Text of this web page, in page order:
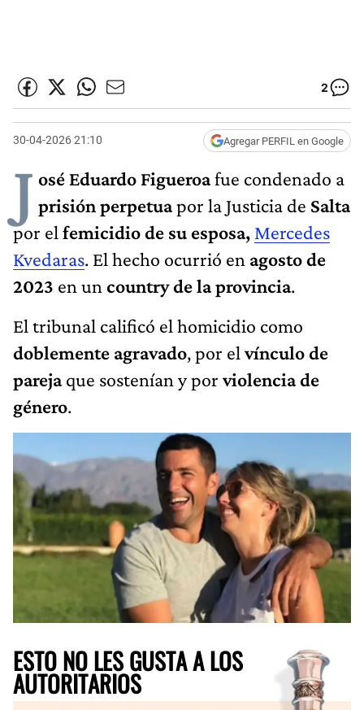
2
30-04-2026 21:10 Agregar PERFIL en Google
J osé Eduardo Figueroafue condenado a
prisión perpetuapor la Justicia de Salta
por el femicidio de su esposa, Mercedes
Kvedaras. El hecho ocurrió en agosto de
2023 en un country de la provincia.
El tribunal calificó el homicidio como
doblemente agravado, por elvínculo de
parejaque sostenían y porviolencia de
género.
ESTO NO LES GUSTA A LOS
AUTORITARIOS